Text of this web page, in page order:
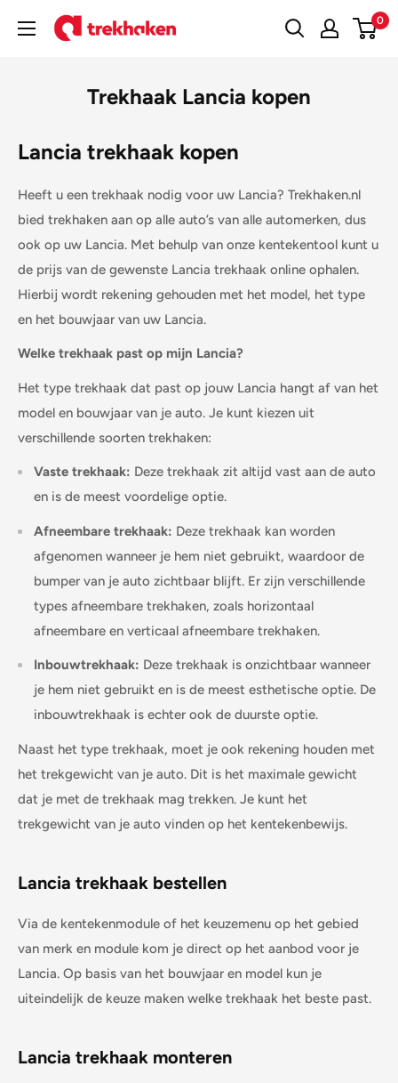
naar
Trekhaken 0
Trekhaak Lancia kopen
Lancia trekhaak kopen
Heeft u een trekhaak nodig voor uw Lancia? Trekhaken.nl
bied trekhaken aan op alle auto’s van alle automerken, dus
ook op uw Lancia. Met behulp van onze kentekentool kunt u
de prijs van de gewenste Lancia trekhaak online ophalen.
Hierbij wordt rekening gehouden met het model, het type
en het bouwjaar van uw Lancia.
Welke trekhaak past op mijn Lancia?
Het type trekhaak dat past op jouw Lancia hangt af van het
model en bouwjaar van je auto. Je kunt kiezen uit
verschillende soorten trekhaken:
Vaste trekhaak: Deze trekhaak zit altijd vast aan de auto
en is de meest voordelige optie.
Afneembare trekhaak: Deze trekhaak kan worden
afgenomen wanneer je hem niet gebruikt, waardoor de
bumper van je auto zichtbaar blijft. Er zijn verschillende
types afneembare trekhaken, zoals horizontaal
afneembare en verticaal afneembare trekhaken.
Inbouwtrekhaak: Deze trekhaak is onzichtbaar wanneer
je hem niet gebruikt en is de meest esthetische optie. De
inbouwtrekhaak is echter ook de duurste optie.
Naast het type trekhaak, moet je ook rekening houden met
het trekgewicht van je auto. Dit is het maximale gewicht
dat je met de trekhaak mag trekken. Je kunt het
trekgewicht van je auto vinden op het kentekenbewijs.
Lancia trekhaak bestellen
Via de kentekenmodule of het keuzemenu op het gebied
van merk en module kom je direct op het aanbod voor je
Lancia. Op basis van het bouwjaar en model kun je
uiteindelijk de keuze maken welke trekhaak het beste past.
Lancia trekhaak monteren